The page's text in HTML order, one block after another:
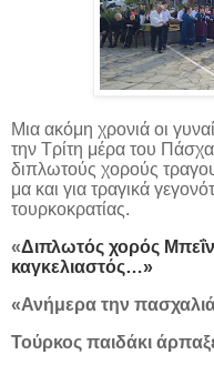
Μια ακόμη χρονιά οι
την Τρίτη μέρα του
διπλωτούς χορούς
μα και για τραγικά
τουρκοκρατίας.
«Διπλωτός χορός
καγκελιαστός…»
«Ανήμερα την
Τούρκος παιδάκι